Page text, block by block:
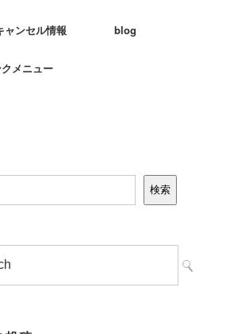
ャンセル情報 blog
クメニュー
検索